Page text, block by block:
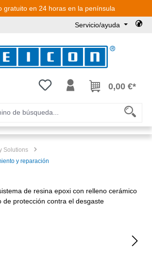
gratuito en 24 horas en la península
Servicio/ayuda
Tienes 0 artículos en tu lista de
0,00 €*
Solutions
y reparación